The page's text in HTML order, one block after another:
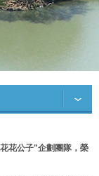
花公子"企劃團隊，榮